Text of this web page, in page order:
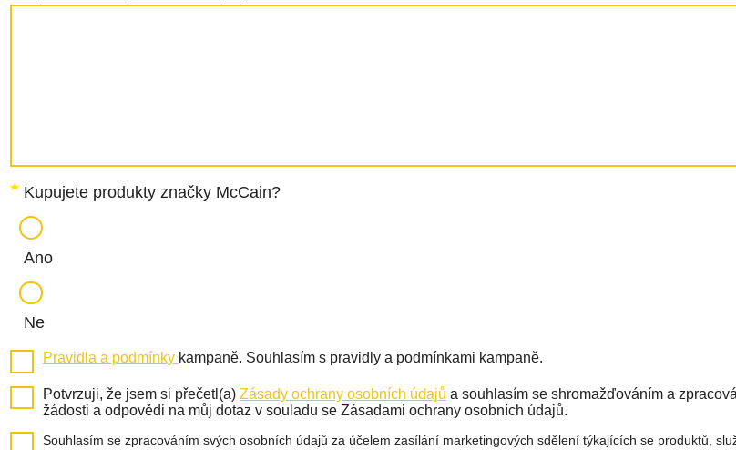
Kupujete produkty značky McCain?
Ano
Ne
Pravidla a podmínky kampaně. Souhlasím s pravidly a podmínkami kampaně.
Potvrzuji, že jsem si přečetl(a) Zásady ochrany osobních údajů a souhlasím se shromažďováním a
žádosti a odpovědi na můj dotaz v souladu se Zásadami ochrany osobních údajů.
Souhlasím se zpracováním svých osobních údajů za účelem zasílání marketingových sdělení týkajících se produktů,